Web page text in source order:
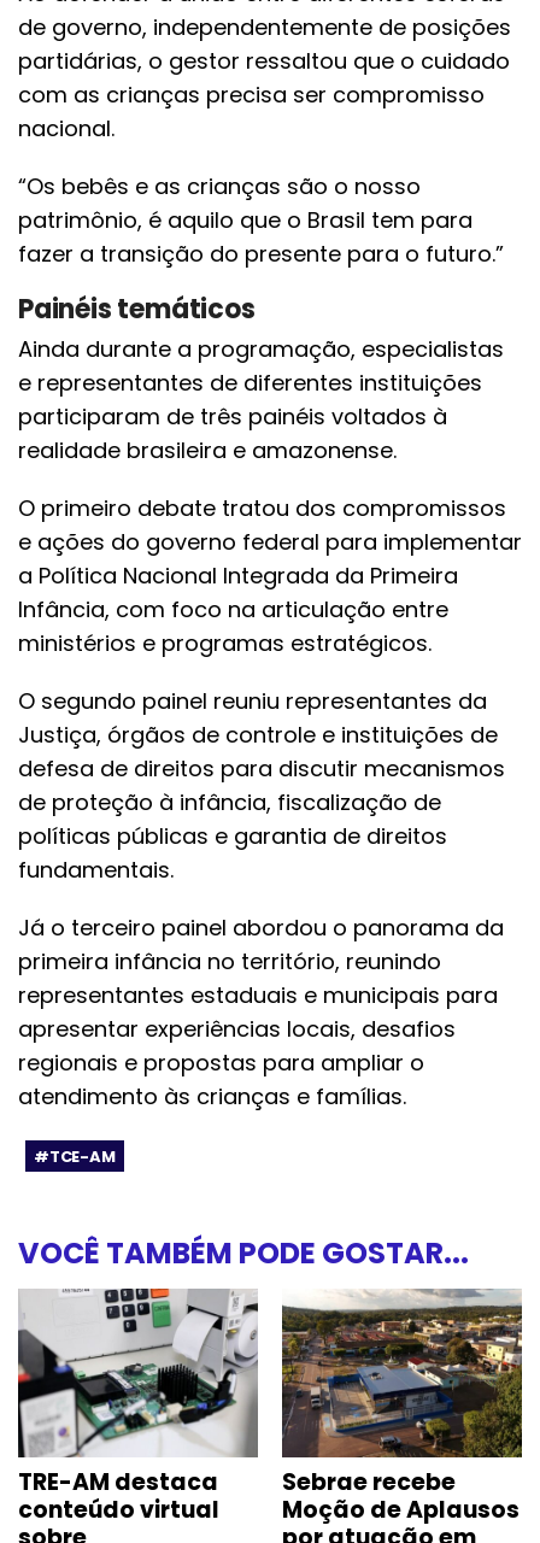
de governo, independentemente de posições
partidárias, o gestor ressaltou que o cuidado
com as crianças precisa ser compromisso
nacional.
“Os bebês e as crianças são o nosso
patrimônio, é aquilo que o Brasil tem para
fazer a transição do presente para o futuro.”
Painéis temáticos
Ainda durante a programação, especialistas
e representantes de diferentes instituições
participaram de três painéis voltados à
realidade brasileira e amazonense.
O primeiro debate tratou dos compromissos
e ações do governo federal para implementar
a Política Nacional Integrada da Primeira
Infância, com foco na articulação entre
ministérios e programas estratégicos.
O segundo painel reuniu representantes da
Justiça, órgãos de controle e instituições de
defesa de direitos para discutir mecanismos
de proteção à infância, fiscalização de
políticas públicas e garantia de direitos
fundamentais.
Já o terceiro painel abordou o panorama da
primeira infância no território, reunindo
representantes estaduais e municipais para
apresentar experiências locais, desafios
regionais e propostas para ampliar o
atendimento às crianças e famílias.
#TCE-AM
VOCÊ TAMBÉM PODE GOSTAR...
TRE-AM destaca
conteúdo virtual
Sebrae recebe
Moção de Aplausos